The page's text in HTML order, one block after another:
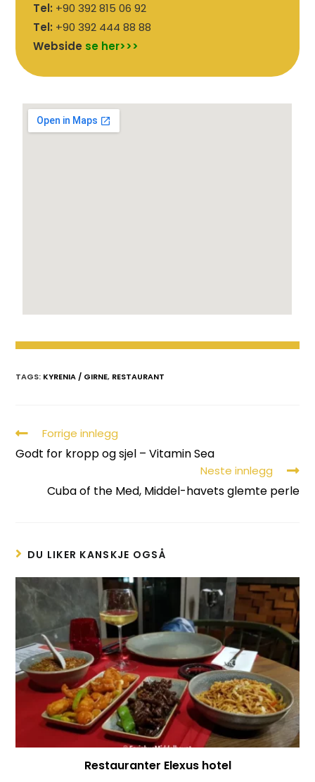
Tel: +90 392 815 06 92
Tel: +90 392 444 88 88
Webside se her>>>
TAGS: KYRENIA / GIRNE, RESTAURANT
Forrige innlegg
Godt for kropp og sjel – Vitamin Sea
Neste innlegg
Cuba of the Med, Middel-havets glemte perle
DU LIKER KANSKJE OGSÅ
Restauranter Elexus hotel